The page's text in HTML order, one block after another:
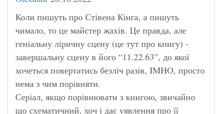
Коли пишуть про Стівена Кінга, а пишуть
чимало, то це майстер жахів. Це правда, але
геніальну ліричну сцену (це тут про книгу) -
завершальну сцену в його “11.22.63”, до якої
хочеться повертатись безліч разів, IMHO, просто
нема з чим порівняти.
Серіал, якщо порівнювати з книгою, звичайно
що схематичний, хоч і дає уявлення про її